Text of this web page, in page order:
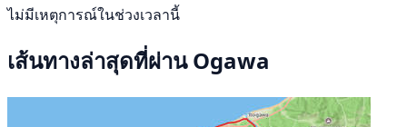
ไม่มีเหตุการณ์ในช่วงเวลานี้
เส้นทางล่าสุดที่ผ่าน Ogawa